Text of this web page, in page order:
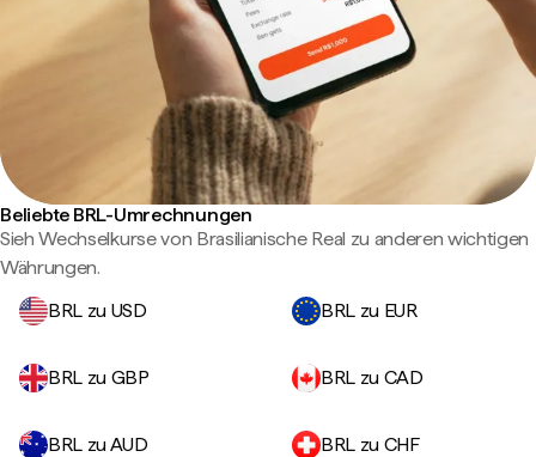
Beliebte BRL-Umrechnungen
Sieh Wechselkurse von Brasilianische Real zu anderen wichtigen
Währungen.
BRL zu USD
BRL zu EUR
BRL zu GBP BRL zu CAD
BRL zu AUD BRL zu CHF